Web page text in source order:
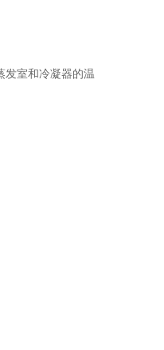
室和冷凝器的温